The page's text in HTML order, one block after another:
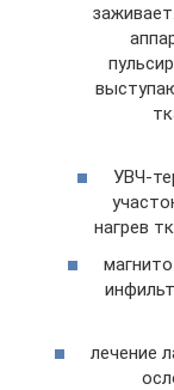
УВЧ-
нагрев
лечение